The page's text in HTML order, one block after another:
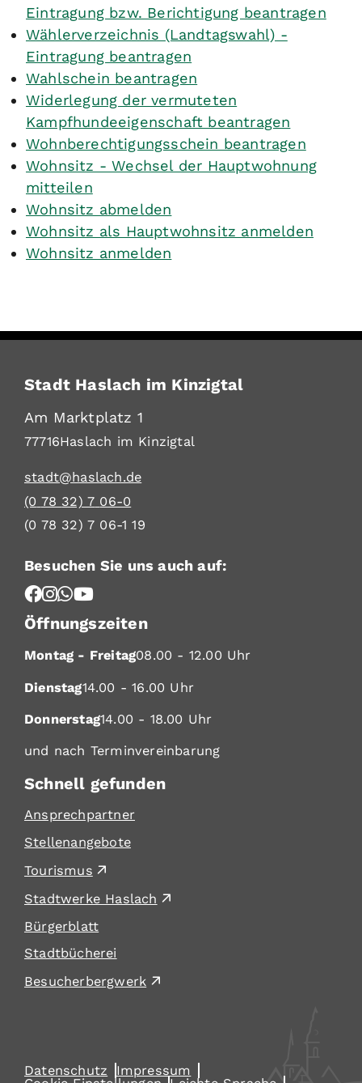
Eintragung bzw. Berichtigung beantragen
Wählerverzeichnis (Landtagswahl) -
Eintragung beantragen
Wahlschein beantragen
Widerlegung der vermuteten
Kampfhundeeigenschaft beantragen
Wohnberechtigungsschein beantragen
Wohnsitz - Wechsel der Hauptwohnung
mitteilen
Wohnsitz abmelden
Wohnsitz als Hauptwohnsitz anmelden
Wohnsitz anmelden
Stadt Haslach im Kinzigtal
Am Marktplatz 1
77716Haslach im Kinzigtal
stadt@haslach.de
(0 78 32) 7 06-0
(0 78 32) 7 06-1 19
Besuchen Sie uns auch auf:
Öffnungszeiten
Montag - Freitag08.00 - 12.00 Uhr
Dienstag14.00 - 16.00 Uhr
Donnerstag14.00 - 18.00 Uhr
und nach Terminvereinbarung
Schnell gefunden
Ansprechpartner
Stellenangebote
Tourismus
Stadtwerke Haslach
Bürgerblatt
Stadtbücherei
Besucherbergwerk
Datenschutz
Impressum